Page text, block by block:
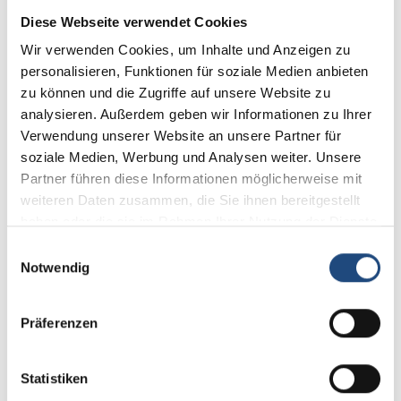
Diese Webseite verwendet Cookies
Wir verwenden Cookies, um Inhalte und Anzeigen zu
personalisieren, Funktionen für soziale Medien anbieten
zu können und die Zugriffe auf unsere Website zu
analysieren. Außerdem geben wir Informationen zu Ihrer
Verwendung unserer Website an unsere Partner für
soziale Medien, Werbung und Analysen weiter. Unsere
Partner führen diese Informationen möglicherweise mit
weiteren Daten zusammen, die Sie ihnen bereitgestellt
Notwendig
Präferenzen
Statistiken
Lehrbuch und Kommentar
79,95 €*
Preise exkl. MwSt. zzgl. Versandkosten
Ergänzungslieferung auswählen
63. 64.
Produkt Anzahl: Gib den gewünschten